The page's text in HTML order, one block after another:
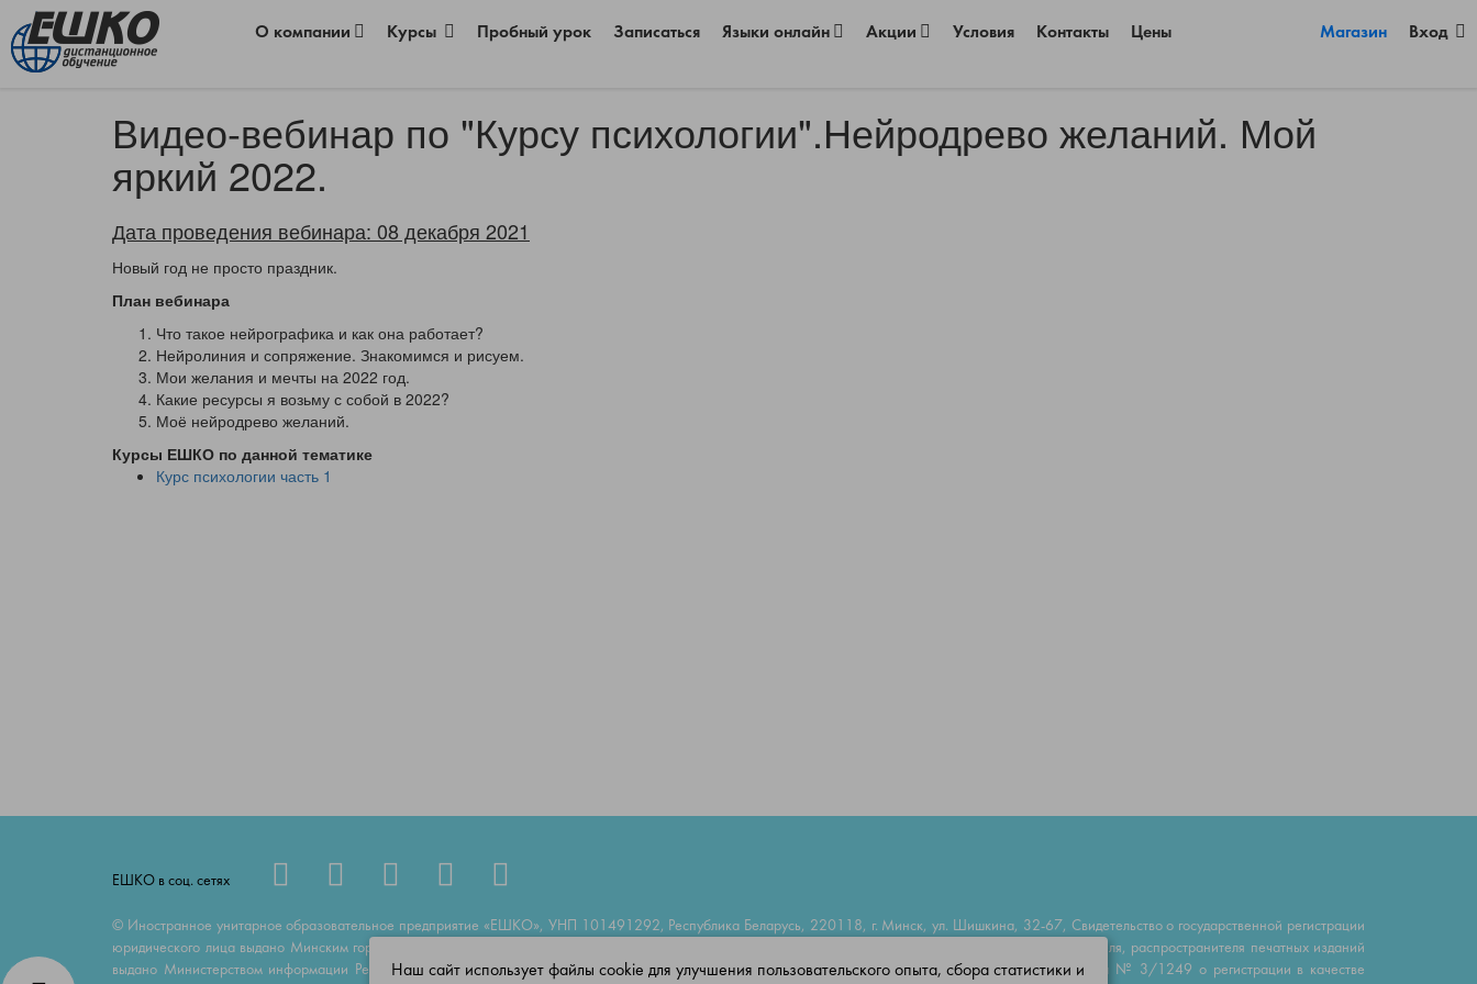
О компании Курсы Пробный урок Записаться Языки онлайн Акции Условия Контакты Цены Магазин Вход
Видео-вебинар по "Курсу психологии".Нейродрево желаний. Мой
яркий 2022.
Дата проведения вебинара: 08 декабря 2021
Новый год не просто праздник.
План вебинара
Что такое нейрографика и как она работает?
Нейролиния и сопряжение. Знакомимся и рисуем.
Мои желания и мечты на 2022 год.
Какие ресурсы я возьму с собой в 2022?
Моё нейродрево желаний.
Курсы ЕШКО по данной тематике
Курс психологии часть 1
ЕШКО в соц. сетях
© Иностранное унитарное образовательное предприятие «ЕШКО», УНП 101491292, Республика Беларусь, 220118, г. Минск, ул. Шишкина, 32-67, Свидетельство о государственной регистрации
юридического лица выдано Минским горисполкомом 23 июня 2014 г. № 101491292, Свидетельство о государственной регистрации издателя, изготовителя, распространителя печатных изданий
выдано Министерством информации Республики Беларусь 11 августа 2014 г. за № 1/798 о регистрации в качестве издателя; 11 апреля 2016 г. за № 3/1249 о регистрации в качестве
Наш сайт использует файлы cookie для улучшения пользовательского опыта, сбора статистики и